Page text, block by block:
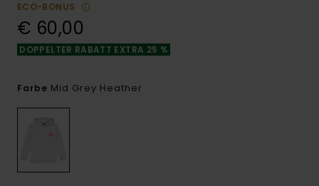
ECO-BONUS
€ 60,00
DOPPELTER RABATT EXTRA 25 %
Farbe Mid Grey Heather